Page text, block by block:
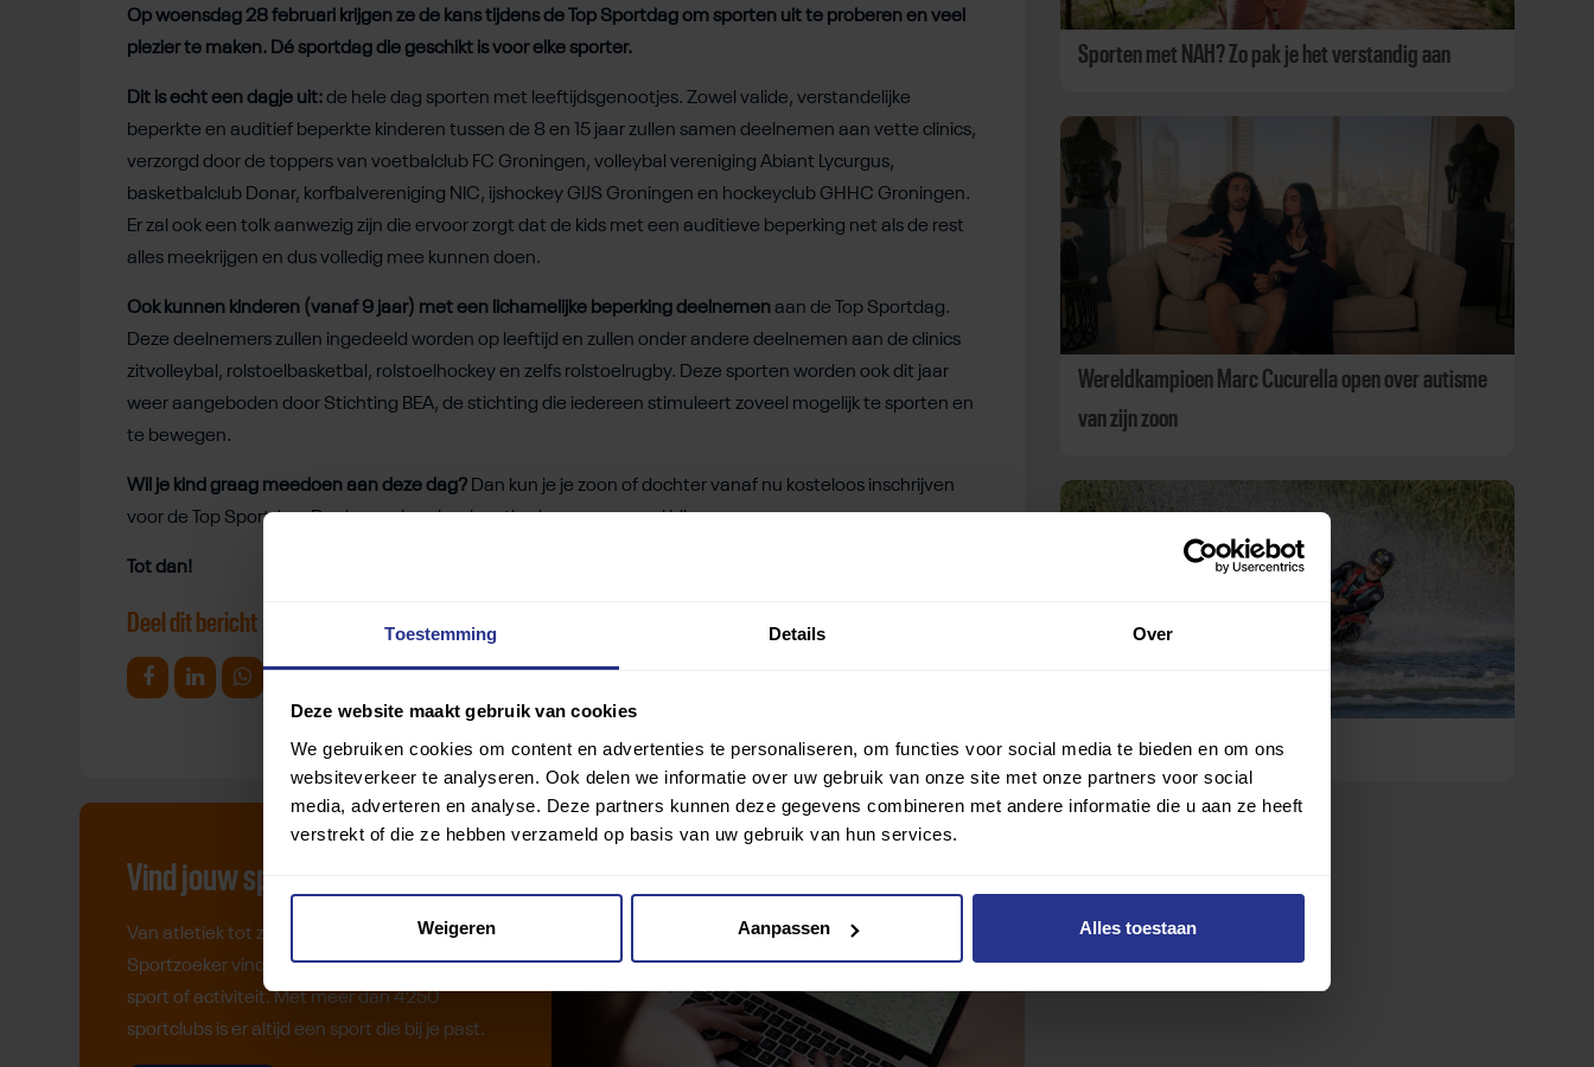
Toestemming Details Over
Deze website maakt gebruik van cookies
We gebruiken cookies om content en advertenties te personaliseren, om functies voor social media te bieden en om ons
websiteverkeer te analyseren. Ook delen we informatie over uw gebruik van onze site met onze partners voor social
media, adverteren en analyse. Deze partners kunnen deze gegevens combineren met andere informatie die u aan ze heeft
verstrekt of die ze hebben verzameld op basis van uw gebruik van hun services.
Weigeren Aanpassen Alles toestaan
Op woensdag 28 februari krijgen ze de kans tijdens de Top Sportdag om sporten uit te proberen en veel
plezier te maken. Dé sportdag die geschikt is voor elke sporter.
Dit is echt een dagje uit:de hele dag sporten met leeftijdsgenootjes. Zowel valide, verstandelijke
beperkte en auditief beperkte kinderen tussen de 8 en 15 jaar zullen samen deelnemen aan vette clinics,
verzorgd door de toppers van voetbalclub FC Groningen, volleybal vereniging Abiant Lycurgus,
basketbalclub Donar, korfbalvereniging NIC, ijshockey GIJS Groningen en hockeyclub GHHC Groningen.
Er zal ook een tolk aanwezig zijn die ervoor zorgt dat de kids met een auditieve beperking net als de rest
alles meekrijgen en dus volledig mee kunnen doen.
Ook kunnen kinderen (vanaf 9 jaar) met een lichamelijke beperking deelnemenaan de Top Sportdag.
Deze deelnemers zullen ingedeeld worden op leeftijd en zullen onder andere deelnemen aan de clinics
zitvolleybal, rolstoelbasketbal, rolstoelhockey en zelfs rolstoelrugby. Deze sporten worden ook dit jaar
weer aangeboden door Stichting BEA, de stichting die iedereen stimuleert zoveel mogelijk te sporten en
te bewegen.
Wil je kind graag meedoen aan deze dag? Dan kun je je zoon of dochter vanaf nu kosteloos inschrijven
voor de Top Sportdag. Deelname is geheel gratis, dus wees er snel bij.
Tot dan!
Deel dit bericht
Deel op Facebook
Deel op LinkedinDeel op Whatsapp
Vind jouw sport
Van atletiek tot zwemmen: met onze
Sportzoeker vind je gemakkelijk jouw favoriete
sport of activiteit. Met meer dan 4250
sportclubs is er altijd een sport die bij je past.
Sporten met NAH? Zo pak je het verstandig aan
Wereldkampioen Marc Cucurella open over autisme
van zijn zoon
Mentale kracht de Popski-way